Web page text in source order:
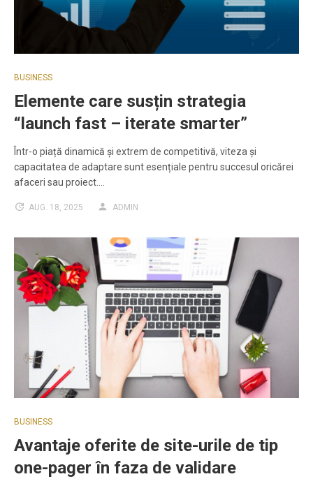
BUSINESS
Elemente care susțin strategia
“launch fast – iterate smarter”
Într-o piață dinamică și extrem de competitivă, viteza și
capacitatea de adaptare sunt esențiale pentru succesul oricărei
afaceri sau proiect.…
AUG. 18, 2025 ADMIN
BUSINESS
Avantaje oferite de site-urile de tip
one-pager în faza de validare